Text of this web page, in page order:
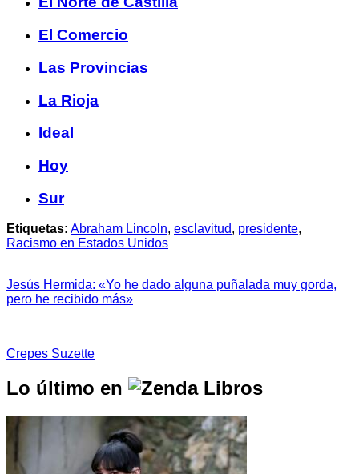
El Comercio
Las Provincias
La Rioja
Ideal
Hoy
Sur
Etiquetas: Abraham Lincoln, esclavitud, presidente,
Racismo en Estados Unidos
Jesús Hermida: «Yo he dado alguna puñalada muy gorda,
pero he recibido más»
Crepes Suzette
Lo último en